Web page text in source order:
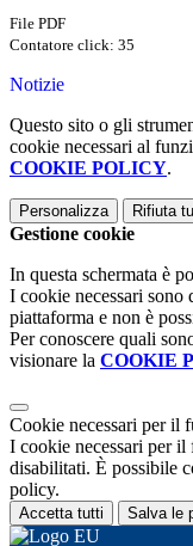
File PDF
Contatore click: 35
Notizie
Questo sito o gli
cookie necessari al
COOKIE POLICY.
Personalizza Rifiuta
Gestione cookie
In questa schermata è
I cookie necessari
piattaforma e non è
Per conoscere quali
visionare la COOKIE
Cookie necessari per il
I cookie necessari per il
disabilitati. È possibile
policy.
Accetta tutti Salva le